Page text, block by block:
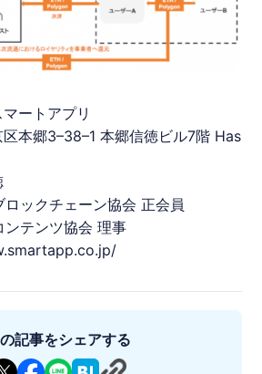
ートアプリ
本郷3–38–1 本郷信徳ビル7階 Has
ックチェーン協会 正会員
ンテンツ協会 理事
記事をシェアする